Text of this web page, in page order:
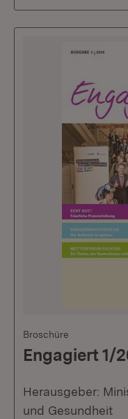
Broschüre
Engagiert 1/
Herausgeber:
und Gesundheit